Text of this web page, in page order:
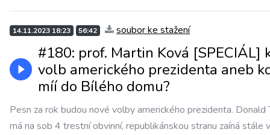
14.11.2023 18:23 56:42 soubor ke stažení
#180: prof. Martin Ková [SPECIÁL]
volb amerického prezidenta aneb
míí do Bílého domu?
Pesn za rok budou nové volby amerického prezidenta. Donald
má na sob 4 trestní obvinní, republikánskou stranu zaíná stále